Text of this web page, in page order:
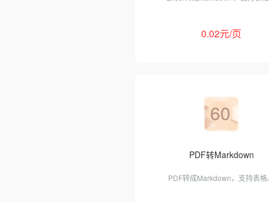
0.02元/页
60
PDF转Markdown
PDF转成Markdown，支持表格